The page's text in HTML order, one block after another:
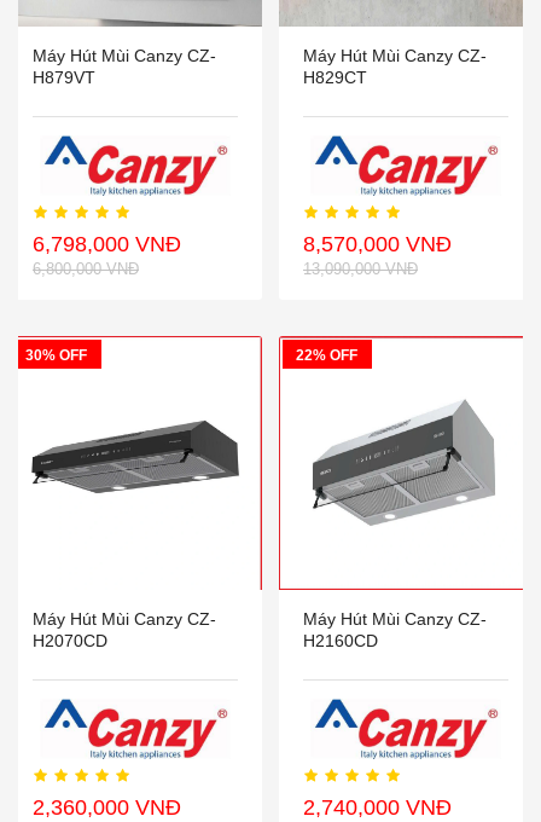
Máy Hút Mùi Canzy CZ-
H879VT
6,798,000 VNĐ
6,800,000 VNĐ
Máy Hút Mùi Canzy CZ-
H829CT
8,570,000 VNĐ
13,090,000 VNĐ
30% OFF
Máy Hút Mùi Canzy CZ-
H2070CD
2,360,000 VNĐ
22% OFF
Máy Hút Mùi Canzy CZ-
H2160CD
2,740,000 VNĐ